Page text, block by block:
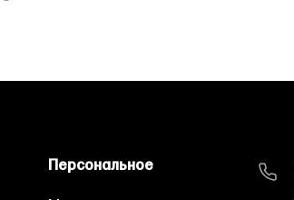
Персональное